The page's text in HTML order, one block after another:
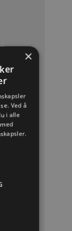
×
Ved å
i alle